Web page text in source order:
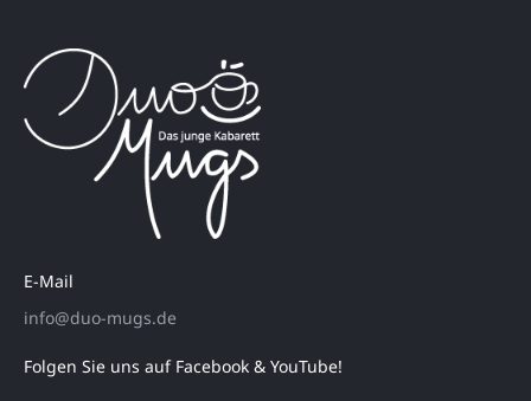
E-Mail
info@duo-mugs.de
Folgen Sie uns auf Facebook & YouTube!